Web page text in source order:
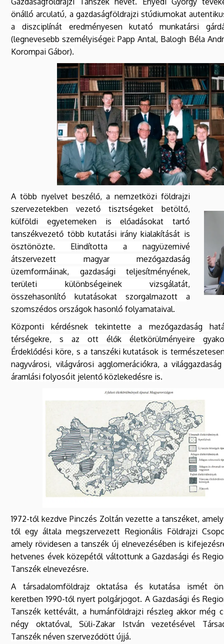
önálló arculatú, a gazdaságföldrajzi stúdiumokat
a diszciplínát eredményesen kutató munkatársi
(legnevesebb személyiségei: Papp Antal, Balogh Béla
Korompai Gábor).
A több nyelvet beszélő, a nemzetközi földrajzi
szervezetekben vezető tisztségeket betöltő,
külföldi egyetemeken is előadásokat tartó
tanszékvezető több kutatási irány kialakítását is
ösztönözte. Elindította a nagyüzemivé
átszervezett magyar mezőgazdaság
üzemformáinak, gazdasági teljesítményének,
területi különbségeinek vizsgálatát,
összehasonlító kutatásokat szorgalmazott a
szomszédos országok hasonló folyamataival.
Központi kérdésnek tekintette a mezőgazdaság
térségekre, s az ott élők életkörülményeire
Érdeklődési köre, s a tanszéki kutatások is
nagyvárosi, világvárosi agglomerációkra, a
áramlási folyosóit jelentő közlekedésre is.
1972-től kezdve Pinczés Zoltán vezette a tanszéket,
től egy általa megszervezett Regionális Földrajzi
amely rövidesen a tanszék új elnevezésében is
hetvenes évek közepétől váltottunk a Gazdasági és
Tanszék elnevezésre.
A társadalomföldrajz oktatása és kutatása ismét
keretben 1990-től nyert polgárjogot. A Gazdasági és
Tanszék kettévált, a humánföldrajzi részleg akkor még
négy oktatóval, Süli-Zakar István vezetésével
Tanszék néven szerveződött újjá.